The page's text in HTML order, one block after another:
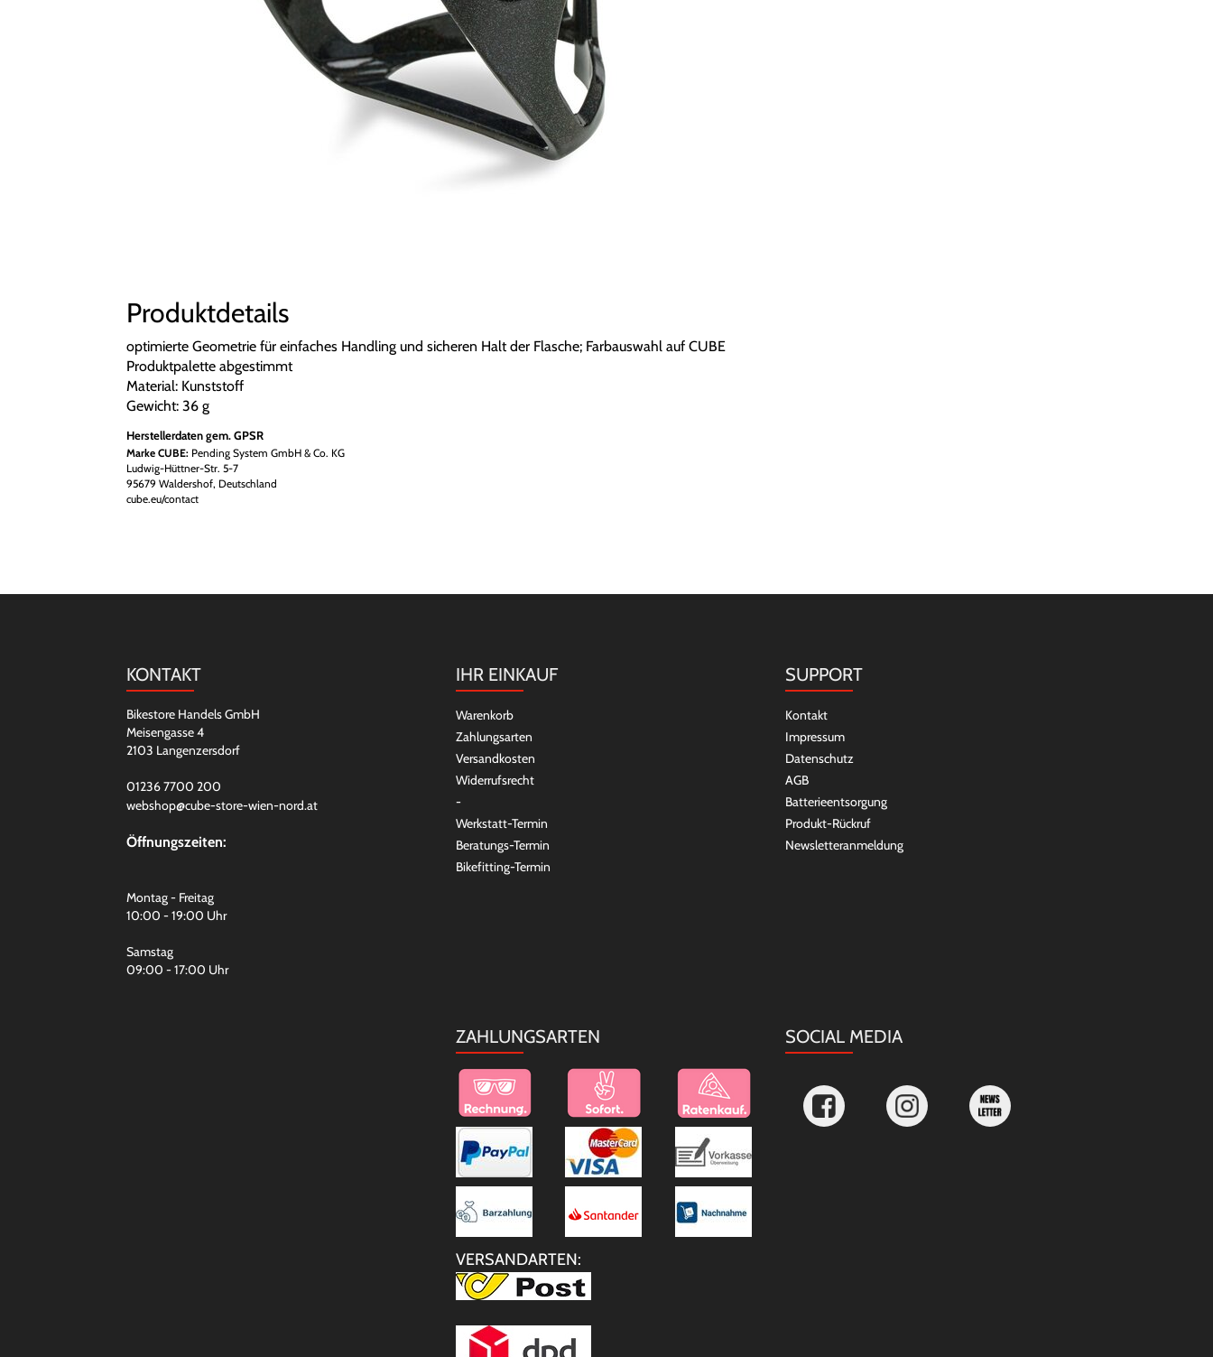
Produktdetails
optimierte Geometrie für einfaches Handling und sicheren Halt der Flasche; Farbauswahl auf CUBE
Produktpalette abgestimmt
Material: Kunststoff
Gewicht: 36 g
Herstellerdaten gem. GPSR
Marke CUBE:Pending System GmbH & Co. KG
Ludwig-Hüttner-Str. 5-7
95679 Waldershof, Deutschland
cube.eu/contact
KONTAKT
Bikestore Handels GmbH
Meisengasse 4
2103 Langenzersdorf
01236 7700 200
webshop@cube-store-wien-nord.at
Öffnungszeiten:
Montag - Freitag
10:00 - 19:00 Uhr
Samstag
09:00 - 17:00 Uhr
IHR EINKAUF
Warenkorb
Zahlungsarten
Versandkosten
Widerrufsrecht
-
Werkstatt-Termin
Beratungs-Termin
Bikefitting-Termin
SUPPORT
Kontakt
Impressum
Datenschutz
AGB
Batterieentsorgung
Produkt-Rückruf
Newsletteranmeldung
ZAHLUNGSARTEN
VERSANDARTEN:
SOCIAL MEDIA